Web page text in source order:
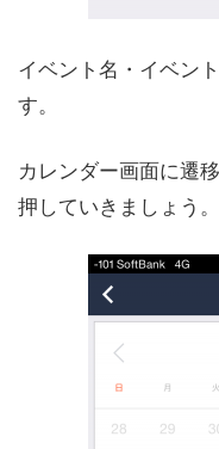
イベント名・イベン
す。
カレンダー画面に遷
押していきましょう。